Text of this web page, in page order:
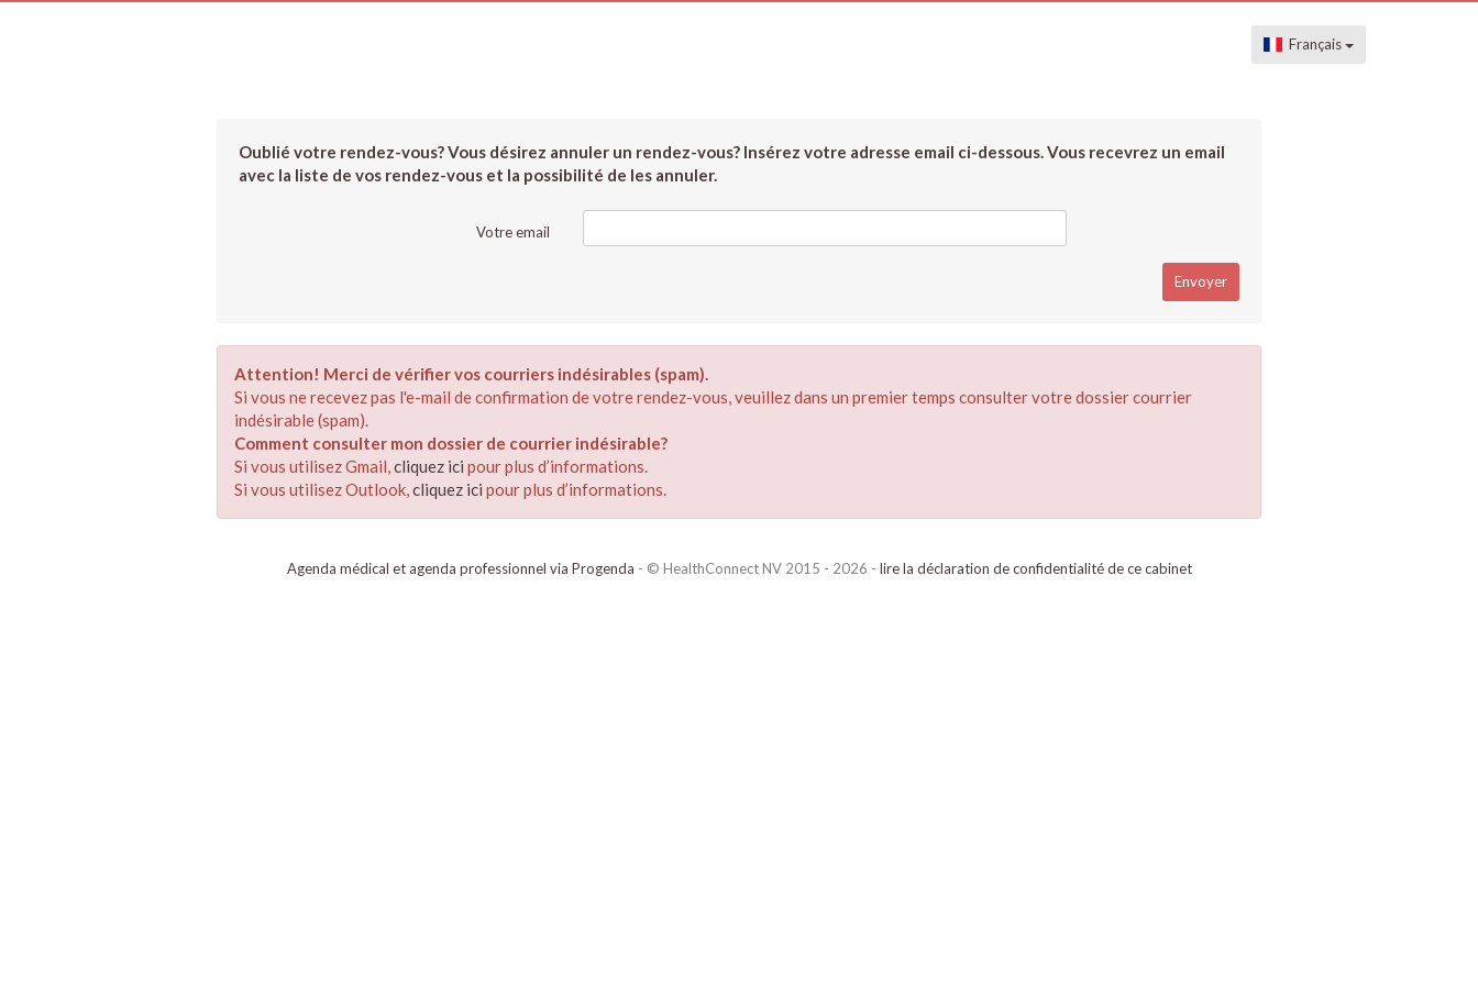
Français
Oublié votre rendez-vous? Vous désirez annuler un rendez-vous? Insérez votre adresse email ci-dessous. Vous recevrez un email
avec la liste de vos rendez-vous et la possibilité de les annuler.
Votre email
Attention! Merci de vérifier vos courriers indésirables (spam).
Si vous ne recevez pas l'e-mail de confirmation de votre rendez-vous, veuillez dans un premier temps consulter votre dossier courrier
indésirable (spam).
Comment consulter mon dossier de courrier indésirable?
Si vous utilisez Gmail,cliquez ici pour plus d’informations.
Si vous utilisez Outlook,cliquez ici pour plus d’informations.
Agenda médical et agenda professionnel via Progenda - © HealthConnect NV 2015 - 2026 - lire la déclaration de confidentialité de ce cabinet